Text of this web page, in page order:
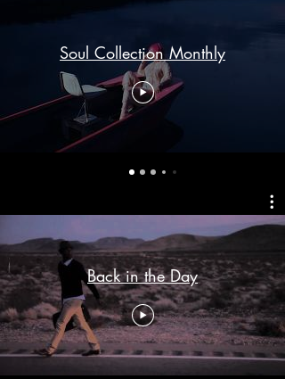
Soul Collection Monthly
Back in the Day